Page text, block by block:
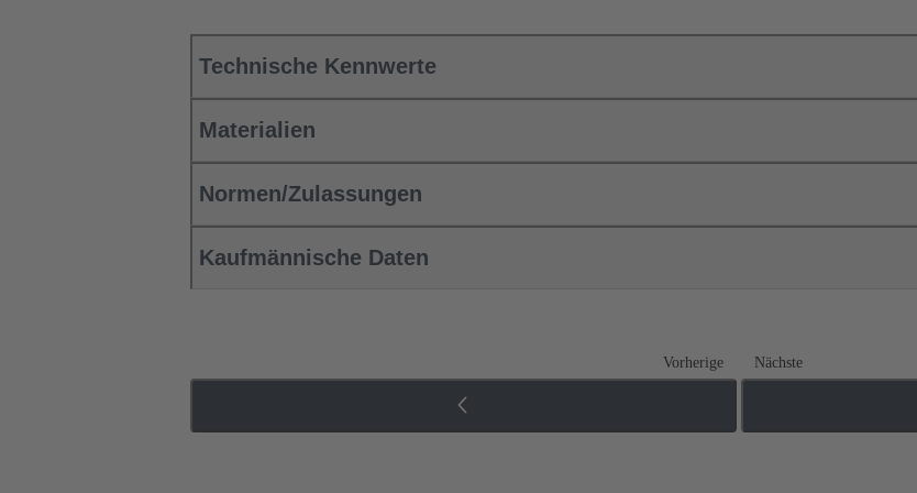
Technische Kennwerte
Materialien
Normen/Zulassungen
Kaufmännische Daten
Vorherige Nächste